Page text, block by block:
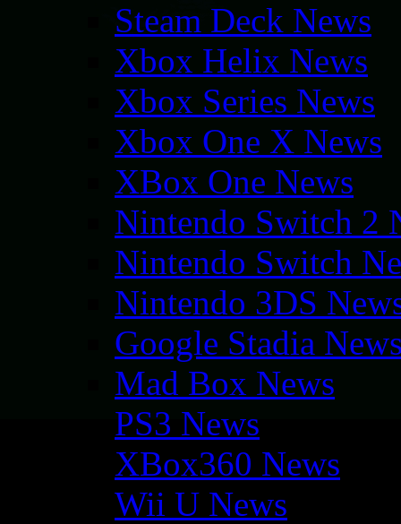
Steam Deck News
Xbox Helix News
Xbox Series News
Xbox One X News
XBox One News
Nintendo Switch 2
Nintendo Switch
Nintendo 3DS
Google Stadia
Mad Box News
PS3 News
XBox360 News
Wii U News